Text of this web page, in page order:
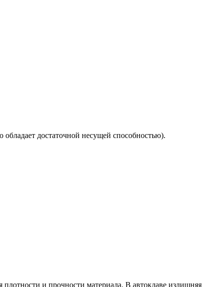
достаточной несущей способностью).
и прочности материала. В автоклаве излишняя